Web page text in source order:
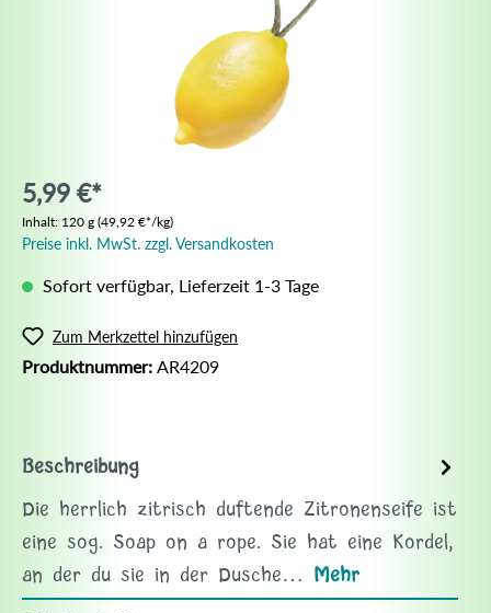
5,99 €*
Inhalt: 120 g (49,92 €*/kg)
Preise inkl. MwSt. zzgl. Versandkosten
Sofort verfügbar, Lieferzeit 1-3 Tage
Zum Merkzettel hinzufügen
Produktnummer: AR4209
Beschreibung
Die herrlich zitrisch duftende Zitronenseife ist
eine sog. Soap on a rope. Sie hat eine Kordel,
an der du sie in der Dusche… Mehr